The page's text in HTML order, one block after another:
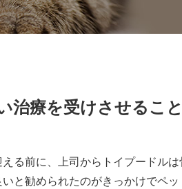
治療を受けさせるこ
える前に、上司からトイプードル
と勧められたのがきっかけでペッ